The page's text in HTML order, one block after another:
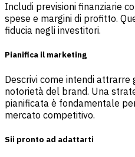
Includi previsioni finanziarie
spese e margini di profitto.
fiducia negli investitori.
Pianifica il marketing
Descrivi come intendi attrarre
notorietà del brand. Una
pianificata è fondamentale
mercato competitivo.
Sii pronto ad adattarti